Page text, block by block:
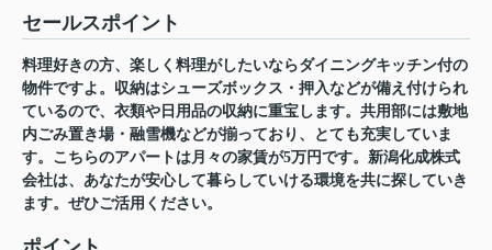
セールスポイント
料理好きの方、楽しく料理がしたいならダイニングキッチン付の
物件ですよ。収納はシューズボックス・押入などが備え付けられ
ているので、衣類や日用品の収納に重宝します。共用部には敷地
内ごみ置き場・融雪機などが揃っており、とても充実していま
す。こちらのアパートは月々の家賃が5万円です。新潟化成株式
会社は、あなたが安心して暮らしていける環境を共に探していき
ます。ぜひご活用ください。